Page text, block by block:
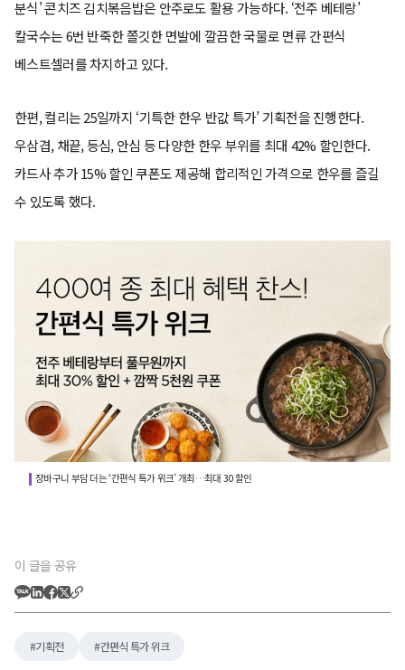
분식’ 콘치즈 김치볶음밥은 안주로도 활용 가능하다. ‘전주 베테랑’
칼국수는 6번 반죽한 쫄깃한 면발에 깔끔한 국물로 면류 간편식
베스트셀러를 차지하고 있다.
한편, 컬리는 25일까지 ‘기특한 한우 반값 특가’ 기획전을 진행한다.
우삼겹, 채끝, 등심, 안심 등 다양한 한우 부위를 최대 42% 할인한다.
카드사 추가 15% 할인 쿠폰도 제공해 합리적인 가격으로 한우를 즐길
수 있도록 했다.
장바구니 부담 더는 ‘간편식 특가 위크’ 개최…최대 30 할인
이 글을 공유
기획전 간편식 특가 위크